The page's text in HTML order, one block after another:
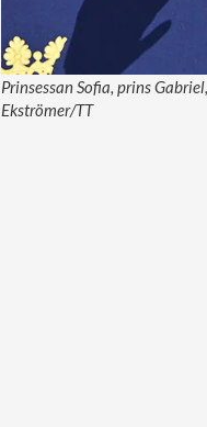
Prinsessan Sofia, prins
Ekströmer/TT